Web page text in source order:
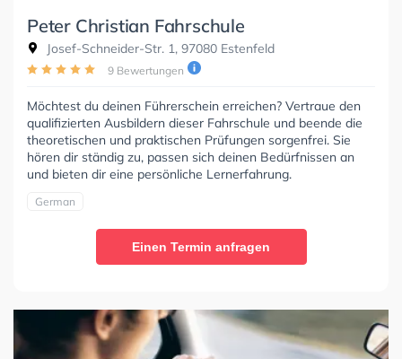
Peter Christian Fahrschule
Josef-Schneider-Str. 1, 97080 Estenfeld
9 Bewertungen
Möchtest du deinen Führerschein erreichen? Vertraue den
qualifizierten Ausbildern dieser Fahrschule und beende die
theoretischen und praktischen Prüfungen sorgenfrei. Sie
hören dir ständig zu, passen sich deinen Bedürfnissen an
und bieten dir eine persönliche Lernerfahrung.
German
Einen Termin anfragen